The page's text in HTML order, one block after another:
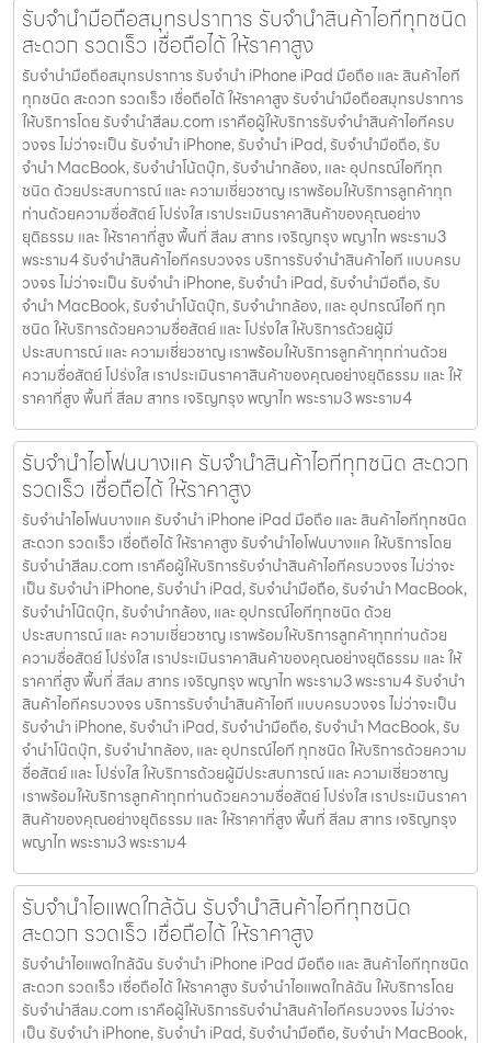
รับจำนำมือถือสมุทรปราการ รับจำนำสินค้าไอทีทุกชนิด
สะดวก รวดเร็ว เชื่อถือได้ ให้ราคาสูง
รับจำนำมือถือสมุทรปราการ รับจำนำ iPhone iPad มือถือ และ สินค้าไอที
ทุกชนิด สะดวก รวดเร็ว เชื่อถือได้ ให้ราคาสูง รับจำนำมือถือสมุทรปราการ
ให้บริการโดย รับจํานําสีลม.com เราคือผู้ให้บริการรับจำนำสินค้าไอทีครบ
วงจร ไม่ว่าจะเป็น รับจำนำ iPhone, รับจำนำ iPad, รับจำนำมือถือ, รับ
จำนำ MacBook, รับจำนำโน้ตบุ๊ก, รับจำนำกล้อง, และ อุปกรณ์ไอทีทุก
ชนิด ด้วยประสบการณ์ และ ความเชี่ยวชาญ เราพร้อมให้บริการลูกค้าทุก
ท่านด้วยความซื่อสัตย์ โปร่งใส เราประเมินราคาสินค้าของคุณอย่าง
ยุติธรรม และ ให้ราคาที่สูง พื้นที่ สีลม สาทร เจริญกรุง พญาไท พระราม3
พระราม4 รับจำนำสินค้าไอทีครบวงจร บริการรับจำนำสินค้าไอที แบบครบ
วงจร ไม่ว่าจะเป็น รับจำนำ iPhone, รับจำนำ iPad, รับจำนำมือถือ, รับ
จำนำ MacBook, รับจำนำโน้ตบุ๊ก, รับจำนำกล้อง, และ อุปกรณ์ไอที ทุก
ชนิด ให้บริการด้วยความซื่อสัตย์ และ โปร่งใส ให้บริการด้วยผู้มี
ประสบการณ์ และ ความเชี่ยวชาญ เราพร้อมให้บริการลูกค้าทุกท่านด้วย
ความซื่อสัตย์ โปร่งใส เราประเมินราคาสินค้าของคุณอย่างยุติธรรม และ ให้
ราคาที่สูง พื้นที่ สีลม สาทร เจริญกรุง พญาไท พระราม3 พระราม4
รับจำนำไอโฟนบางแค รับจำนำสินค้าไอทีทุกชนิด สะดวก
รวดเร็ว เชื่อถือได้ ให้ราคาสูง
รับจำนำไอโฟนบางแค รับจำนำ iPhone iPad มือถือ และ สินค้าไอทีทุกชนิด
สะดวก รวดเร็ว เชื่อถือได้ ให้ราคาสูง รับจำนำไอโฟนบางแค ให้บริการโดย
รับจํานําสีลม.com เราคือผู้ให้บริการรับจำนำสินค้าไอทีครบวงจร ไม่ว่าจะ
เป็น รับจำนำ iPhone, รับจำนำ iPad, รับจำนำมือถือ, รับจำนำ MacBook,
รับจำนำโน๊ตบุ๊ก, รับจำนำกล้อง, และ อุปกรณ์ไอทีทุกชนิด ด้วย
ประสบการณ์ และ ความเชี่ยวชาญ เราพร้อมให้บริการลูกค้าทุกท่านด้วย
ความซื่อสัตย์ โปร่งใส เราประเมินราคาสินค้าของคุณอย่างยุติธรรม และ ให้
ราคาที่สูง พื้นที่ สีลม สาทร เจริญกรุง พญาไท พระราม3 พระราม4 รับจำนำ
สินค้าไอทีครบวงจร บริการรับจำนำสินค้าไอที แบบครบวงจร ไม่ว่าจะเป็น
รับจำนำ iPhone, รับจำนำ iPad, รับจำนำมือถือ, รับจำนำ MacBook, รับ
จำนำโน๊ตบุ๊ก, รับจำนำกล้อง, และ อุปกรณ์ไอที ทุกชนิด ให้บริการด้วยความ
ซื่อสัตย์ และ โปร่งใส ให้บริการด้วยผู้มีประสบการณ์ และ ความเชี่ยวชาญ
เราพร้อมให้บริการลูกค้าทุกท่านด้วยความซื่อสัตย์ โปร่งใส เราประเมินราคา
สินค้าของคุณอย่างยุติธรรม และ ให้ราคาที่สูง พื้นที่ สีลม สาทร เจริญกรุง
พญาไท พระราม3 พระราม4
รับจำนำไอแพดใกล้ฉัน รับจำนำสินค้าไอทีทุกชนิด
สะดวก รวดเร็ว เชื่อถือได้ ให้ราคาสูง
รับจำนำไอแพดใกล้ฉัน รับจำนำ iPhone iPad มือถือ และ สินค้าไอทีทุกชนิด
สะดวก รวดเร็ว เชื่อถือได้ ให้ราคาสูง รับจำนำไอแพดใกล้ฉัน ให้บริการโดย
รับจํานําสีลม.com เราคือผู้ให้บริการรับจำนำสินค้าไอทีครบวงจร ไม่ว่าจะ
เป็น รับจำนำ iPhone, รับจำนำ iPad, รับจำนำมือถือ, รับจำนำ MacBook,